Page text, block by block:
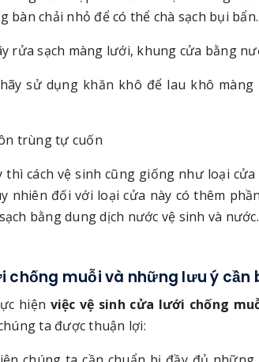
bàn chải nhỏ để có thể chà sạch bụi bẩn.
rửa sạch màng lưới, khung cửa bằng
sử dụng khăn khô để lau khô
trùng tự cuốn
thì cách vệ sinh cũng giống như loại
nhiên đối với loại cửa này có thêm
bằng dung dịch nước vệ sinh và
chống muỗi và những lưu ý cần
hiện việc vệ sinh cửa lưới chống
ta được thuận lợi: